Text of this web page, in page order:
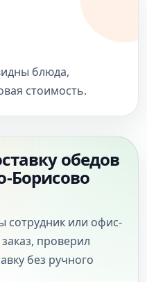
блюда,
стоимость.
обедов
Борисово
сотрудник или офис-
проверил
без ручного